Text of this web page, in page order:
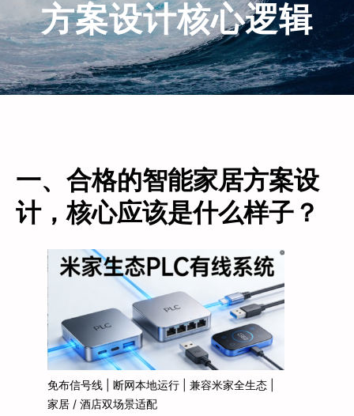
方案设计核心逻辑
一、合格的智能家居方案设
计，核心应该是什么样子？
免布信号线 | 断网本地运行 | 兼容米家全生态 |
家居 / 酒店双场景适配